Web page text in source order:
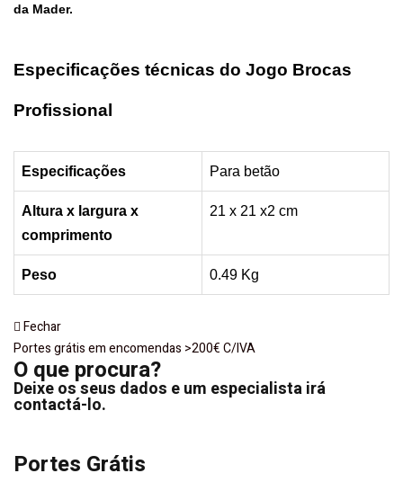
da Mader.
Especificações técnicas do Jogo Brocas
Profissional
Especificações Para betão
Altura x largura x
comprimento
21 x 21 x2 cm
Peso 0.49 Kg
Fechar
Portes grátis em encomendas >200€ C/IVA
O que procura?
Deixe os seus dados e um especialista irá
contactá-lo.
Portes Grátis